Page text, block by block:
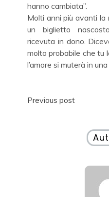
hanno cambiata”.
Molti anni più avanti
un biglietto
ricevuta in dono.
molto probabile che tu
l’amore si muterà in
Previous post